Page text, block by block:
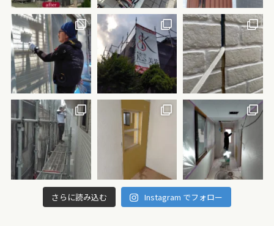
さらに読み込む Instagram でフォロー